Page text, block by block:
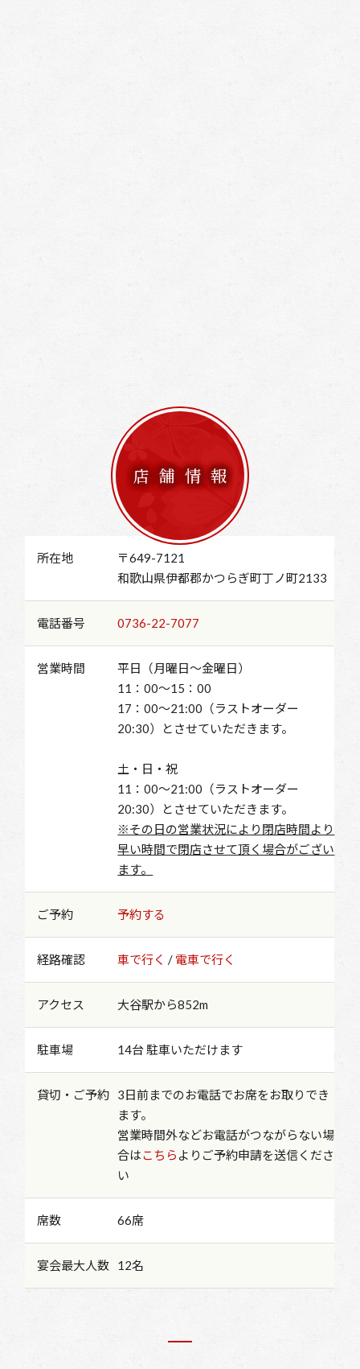
店舗情報
所在地
〒649-7121
和歌山県伊都郡かつらぎ町丁ノ町2133
電話番号 0736-22-7077
営業時間
平日（月曜日～金曜日）
11：00～15：00
17：00～21:00（ラストオーダー
20:30）とさせていただきます。
土・日・祝
11：00～21:00（ラストオーダー
20:30）とさせていただきます。
※その日の営業状況により閉店時間より
早い時間で閉店させて頂く場合がござい
ます。
ご予約 予約する
経路確認 車で行く / 電車で行く
アクセス 大谷駅から852m
駐車場 14台 駐車いただけます
貸切・ご予約
3日前までのお電話でお席をお取りでき
ます。
営業時間外などお電話がつながらない場
合はこちら よりご予約申請を送信くださ
い
席数 66席
宴会最大人数 12名